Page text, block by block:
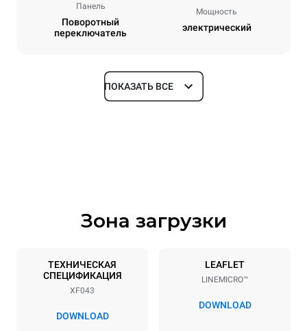
Панель
Поворотный
переключатель
Мощность
электрический
Размеры
Спецификации противней
4 600x400
Расстояние между лотками
70 mm
ПОКАЗАТЬ ВСЕ
Зона загрузки
ТЕХНИЧЕСКАЯ
СПЕЦИФИКАЦИЯ
XF043
DOWNLOAD
LEAFLET
LINEMICRO™
DOWNLOAD